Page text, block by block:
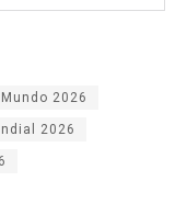
2026
2026